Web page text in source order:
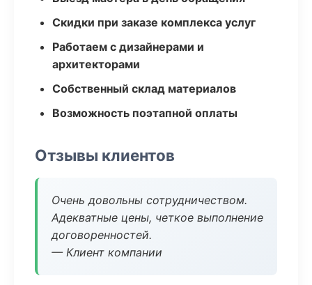
Скидки при заказе комплекса услуг
Работаем с дизайнерами и
архитекторами
Собственный склад материалов
Возможность поэтапной оплаты
Отзывы клиентов
Очень довольны сотрудничеством.
Адекватные цены, четкое выполнение
договоренностей.
— Клиент компании